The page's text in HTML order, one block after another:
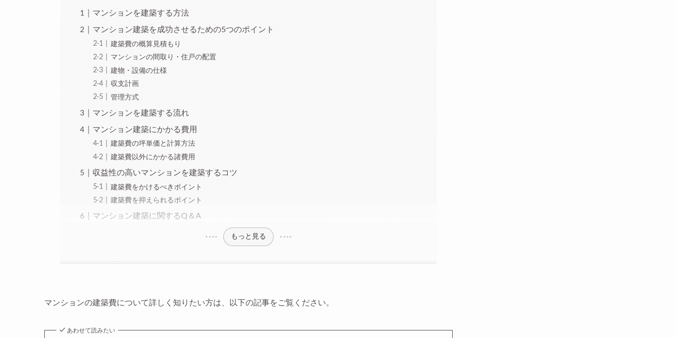
マンションを建築する方法
マンション建築を成功させるための5つのポイント
建築費の概算見積もり
マンションの間取り・住戸の配置
建物・設備の仕様
収支計画
管理方式
マンションを建築する流れ
マンション建築にかかる費用
建築費の坪単価と計算方法
建築費以外にかかる諸費用
収益性の高いマンションを建築するコツ
建築費をかけるべきポイント
建築費を抑えられるポイント
マンション建築に関するQ＆A
もっと見る
マンションの建築費について詳しく知りたい方は、以下の記事をご覧ください。
あわせて読みたい